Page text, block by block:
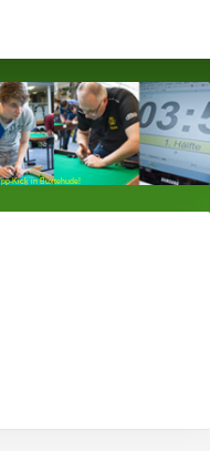
Kick in Buxtehude!